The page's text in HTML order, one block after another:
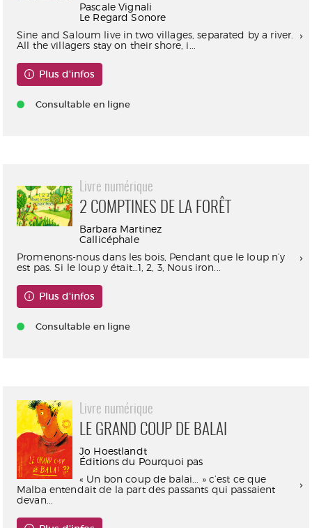
Pascale Vignali
Le Regard Sonore
Sine and Saloum live in two villages, separated by a river.
All the villagers stay on their shore, i...
Plus d'infos
Consultable en ligne
Livre numérique
2 COMPTINES DE LA FORÊT
Barbara Martinez
Callicéphale
Promenons-nous dans les bois, Pendant que le loup n’y
est pas. Si le loup y était…1, 2, 3, Nous iron...
Plus d'infos
Consultable en ligne
Livre numérique
LE GRAND COUP DE BALAI
Jo Hoestlandt
Éditions du Pourquoi pas
« Un bon coup de balai... » c’est ce que
Malba entendait de la part des passants qui passaient
devan...